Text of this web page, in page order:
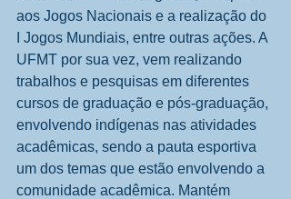
aos Jogos Nacionais e a realização do
I Jogos Mundiais, entre outras ações. A
UFMT por sua vez, vem realizando
trabalhos e pesquisas em diferentes
cursos de graduação e pós-graduação,
envolvendo indígenas nas atividades
acadêmicas, sendo a pauta esportiva
um dos temas que estão envolvendo a
comunidade acadêmica. Mantém